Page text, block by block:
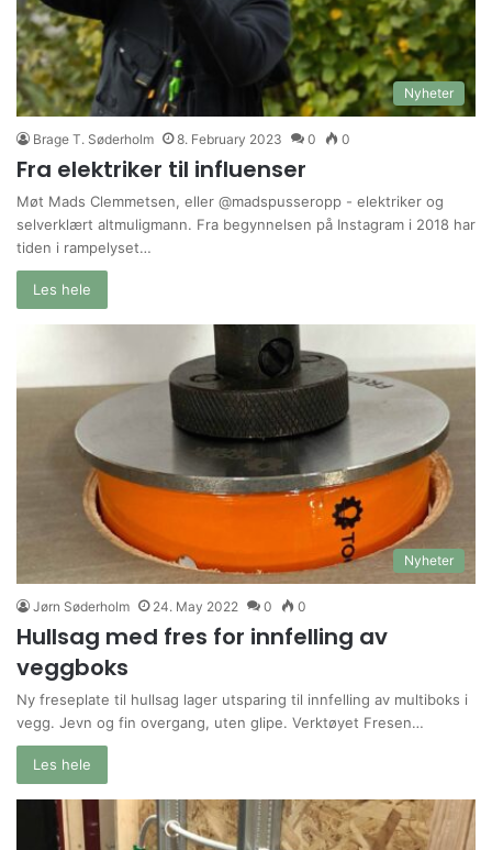
Nyheter
Brage T. Søderholm 8. February 2023 0 0
Fra elektriker til influenser
Møt Mads Clemmetsen, eller @madspusseropp - elektriker og
selverklært altmuligmann. Fra begynnelsen på Instagram i 2018 har
tiden i rampelyset…
Les hele
Nyheter
Jørn Søderholm 24. May 2022 0 0
Hullsag med fres for innfelling av
veggboks
Ny freseplate til hullsag lager utsparing til innfelling av multiboks i
vegg. Jevn og fin overgang, uten glipe. Verktøyet Fresen…
Les hele